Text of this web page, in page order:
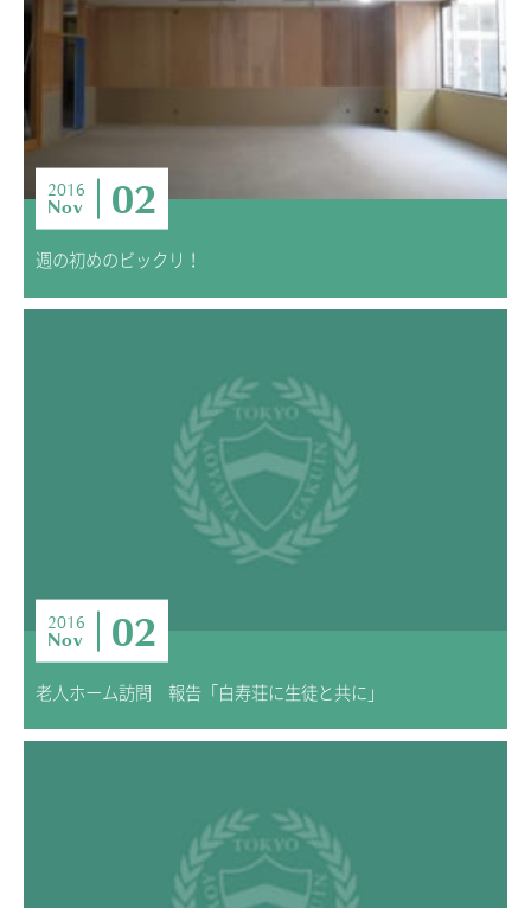
2016
Nov 02
週の初めのビックリ！
2016
Nov 02
老人ホーム訪問 報告「白寿荘に生徒と共に」